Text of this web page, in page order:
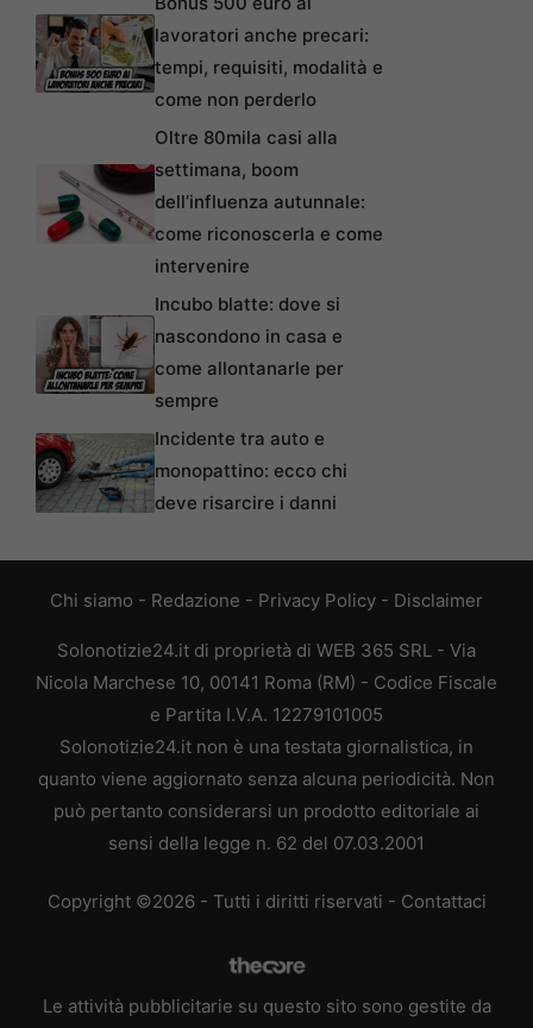
lavoratori anche precari:
tempi, requisiti, modalità e
come non perderlo
Oltre 80mila casi alla
settimana, boom
dell’influenza autunnale:
come riconoscerla e come
intervenire
Incubo blatte: dove si
nascondono in casa e
come allontanarle per
sempre
Incidente tra auto e
monopattino: ecco chi
deve risarcire i danni
Chi siamo - Redazione - Privacy Policy - Disclaimer
Solonotizie24.it di proprietà di WEB 365 SRL - Via
Nicola Marchese 10, 00141 Roma (RM) - Codice Fiscale
e Partita I.V.A. 12279101005
Solonotizie24.it non è una testata giornalistica, in
quanto viene aggiornato senza alcuna periodicità. Non
può pertanto considerarsi un prodotto editoriale ai
sensi della legge n. 62 del 07.03.2001
Copyright ©2026 - Tutti i diritti riservati - Contattaci
Le attività pubblicitarie su questo sito sono gestite da